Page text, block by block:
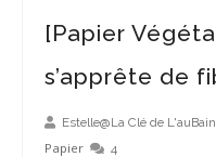
[Papier
s’apprête de
Estelle@La Clé de
Papier 4